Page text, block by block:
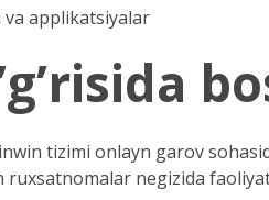
applikatsiyalar
tizimi onlayn garov
ruxsatnomalar negizida